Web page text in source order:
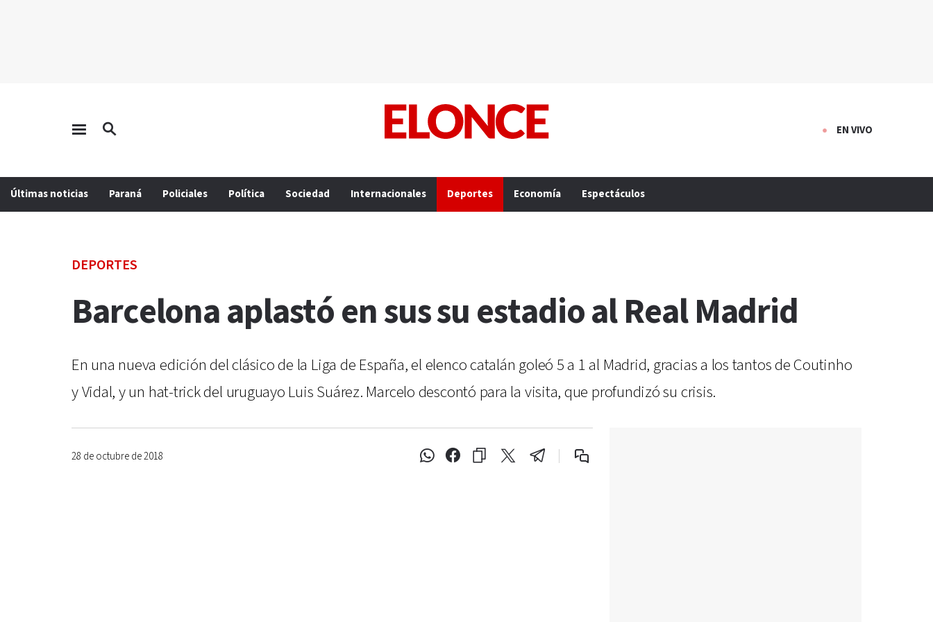
EN VIVO
Últimas noticias Paraná Policiales Política Sociedad Internacionales Deportes Economía Espectáculos
DEPORTES
Barcelona aplastó en sus su estadio al Real Madrid
En una nueva edición del clásico de la Liga de España, el elenco catalán goleó 5 a 1 al Madrid, gracias a los tantos de Coutinho
y Vidal, y un hat-trick del uruguayo Luis Suárez. Marcelo descontó para la visita, que profundizó su crisis.
28 de octubre de 2018